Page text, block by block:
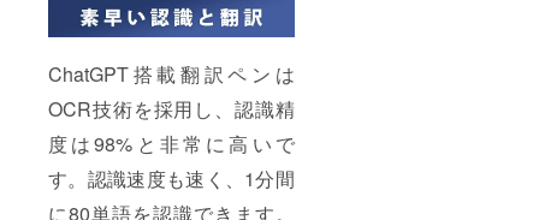
ChatGPT搭載翻訳ペンは
OCR技術を採用し、認識精
度は98%と非常に高いで
す。認識速度も速く、1分間
に80単語を認識できます。